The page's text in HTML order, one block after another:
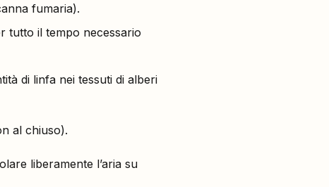
fumaria).
tutto il tempo necessario
di linfa nei tessuti di alberi
al chiuso).
liberamente l’aria su